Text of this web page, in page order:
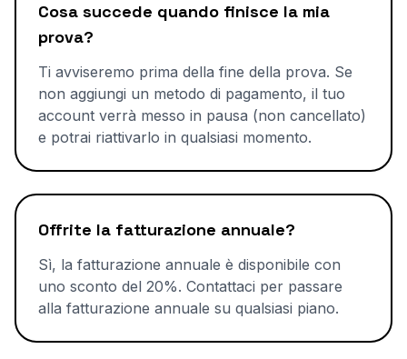
Cosa succede quando finisce la mia
prova?
Ti avviseremo prima della fine della prova. Se
non aggiungi un metodo di pagamento, il tuo
account verrà messo in pausa (non cancellato)
e potrai riattivarlo in qualsiasi momento.
Offrite la fatturazione annuale?
Sì, la fatturazione annuale è disponibile con
uno sconto del 20%. Contattaci per passare
alla fatturazione annuale su qualsiasi piano.